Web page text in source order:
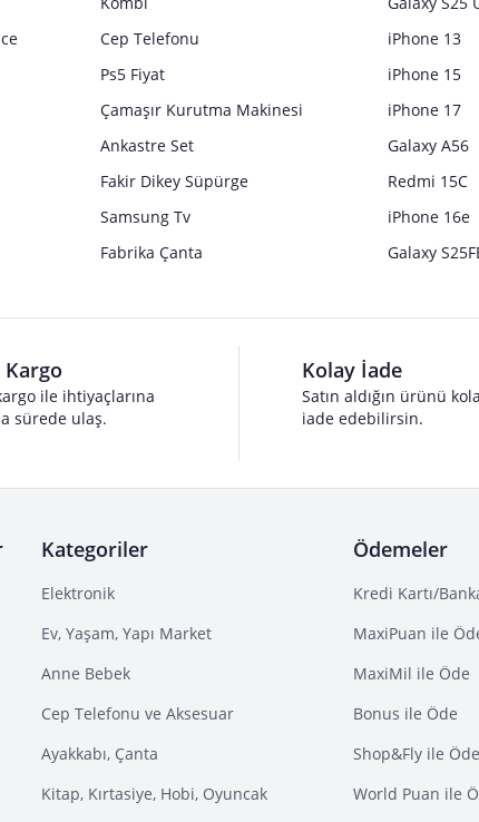
Cep Telefonu
Ps5 Fiyat
Çamaşır Kurutma Makinesi
Ankastre Set
Fakir Dikey Süpürge
Samsung Tv
Fabrika Çanta
iPhone 13
iPhone 15
iPhone 17
Galaxy A56
Redmi 15C
iPhone 16e
Galaxy
Kargo
ile ihtiyaçlarına
sürede ulaş.
Kolay İade
Satın aldığın ürünü
iade edebilirsin.
Kategoriler
Elektronik
Ev, Yaşam, Yapı Market
Anne Bebek
Cep Telefonu ve Aksesuar
Ayakkabı, Çanta
Kitap, Kırtasiye, Hobi, Oyuncak
Ödemeler
Kredi Kartı/
MaxiPuan ile
MaxiMil ile Öde
Bonus ile Öde
Shop&Fly ile Öde
World Puan ile